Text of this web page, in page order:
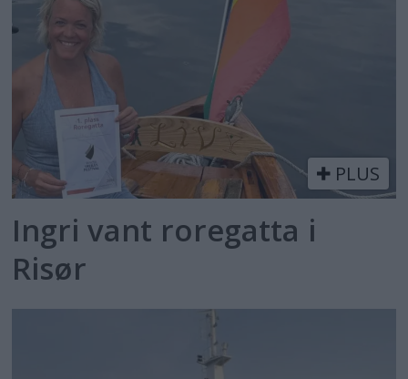
PLUS
Ingri vant roregatta i
Risør